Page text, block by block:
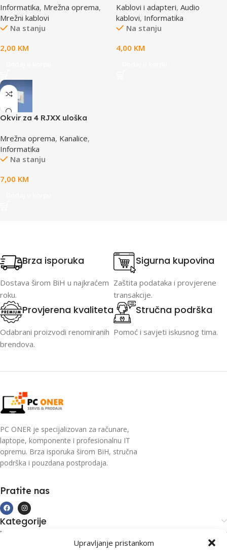
Upravljanje pristankom
Informatika, Mrežna oprema,
Mrežni kablovi
Na stanju
2,00 KM
phono, 1,5m
Kablovi i adapteri, Audio
kablovi, Informatika
Na stanju
4,00 KM
Okvir za 4 RJXX uloška
Mrežna oprema, Kanalice,
Informatika
Na stanju
7,00 KM
Brza isporuka
Dostava širom BiH u najkraćem
roku.
Sigurna kupovina
Zaštita podataka i provjerene
transakcije.
Provjerena kvaliteta
Odabrani proizvodi renomiranih
brendova.
Stručna podrška
Pomoć i savjeti iskusnog tima.
PC ONER je specijalizovan za računare,
laptope, komponente i profesionalnu IT
opremu. Brza isporuka širom BiH, stručna
podrška i pouzdana postprodaja.
Pratite nas
Kategorije
Kupovina i podrška